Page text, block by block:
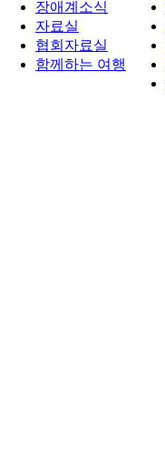
장애계소식
자료실
협회자료실
함께하는 여행